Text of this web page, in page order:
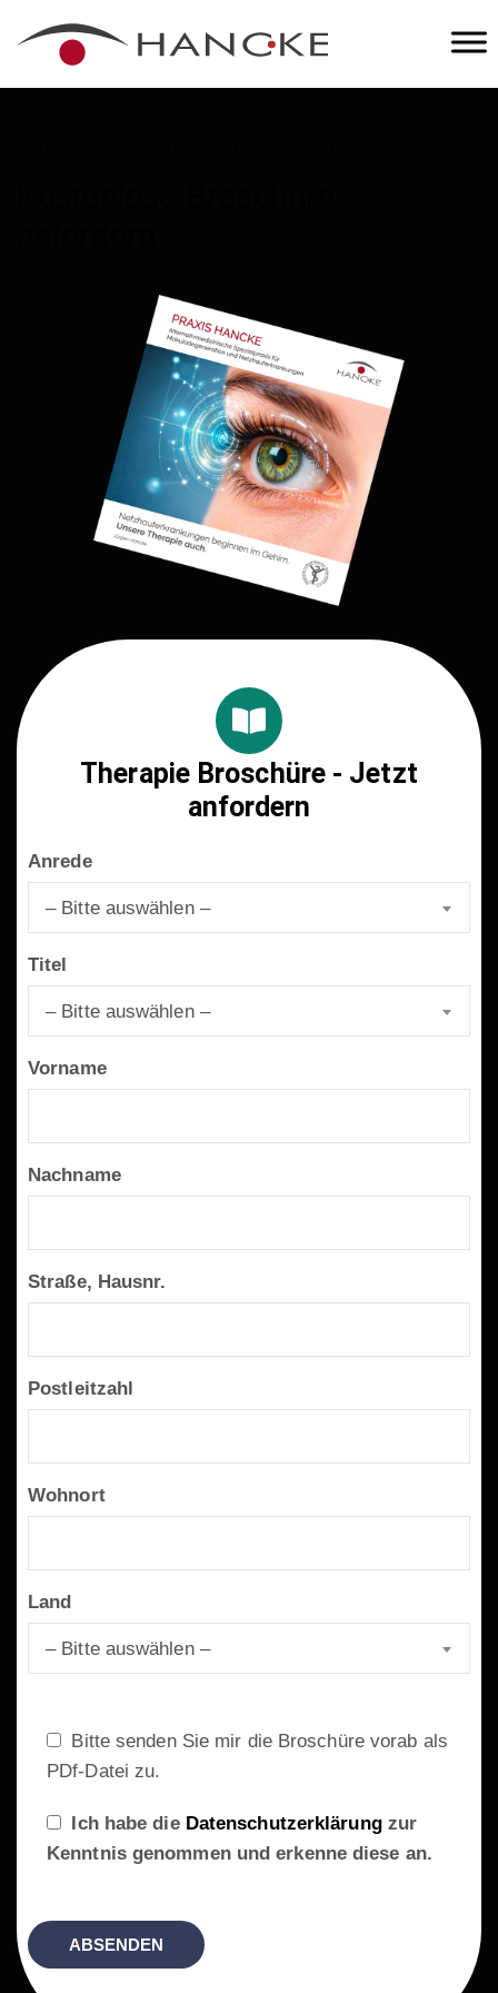
Therapie Broschüre - Jetzt
anfordern
Anrede
– Bitte auswählen –
Titel
– Bitte auswählen –
Vorname
Nachname
Straße, Hausnr.
Postleitzahl
Wohnort
Land
– Bitte auswählen –
Bitte senden Sie mir die Broschüre vorab als
PDf-Datei zu.
Ich habe die Datenschutzerklärungzur
Kenntnis genommen und erkenne diese an.